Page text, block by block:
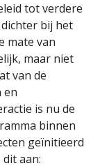
tot verdere
bij het
mate van
maar niet
van de
en
is nu de
binnen
geïnitieerd
aan: